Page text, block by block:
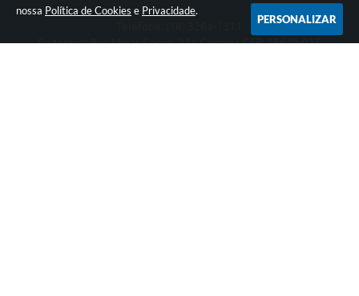
nossa Política de Cookies e Privacidade.
PERSONALIZAR
Endereço: Rua Minas Gerais, 274 Centro | CEP: 19640-015